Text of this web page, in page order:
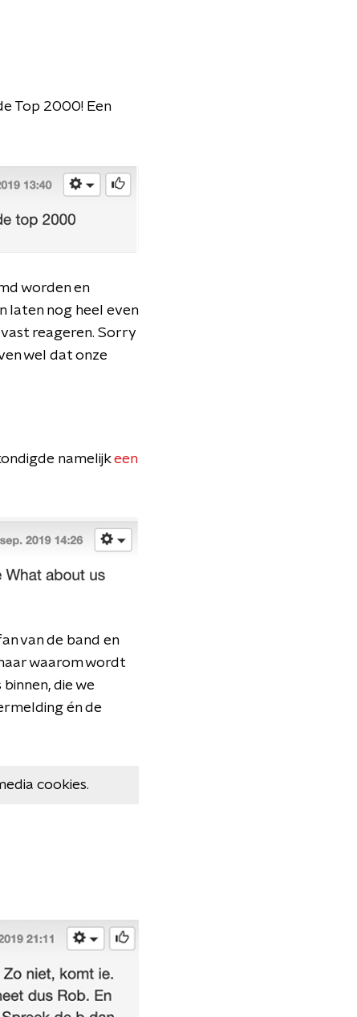
Top 2000! Een
worden en
laten nog heel even
reageren. Sorry
wel dat onze
namelijkeen
van de band en
waarom wordt
die we
én de
cookies.